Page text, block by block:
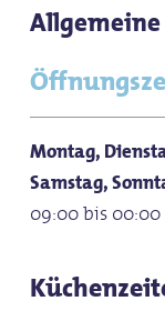
Montag,
Samstag,
09:00 bis